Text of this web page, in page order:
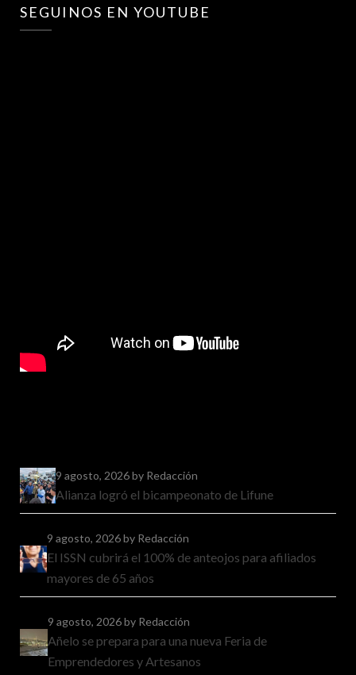
SEGUINOS EN YOUTUBE
9 agosto, 2026by Redacción
Alianza logró el bicampeonato de Lifune
9 agosto, 2026by Redacción
El ISSN cubrirá el 100% de anteojos para afiliados
mayores de 65 años
9 agosto, 2026by Redacción
Añelo se prepara para una nueva Feria de
Emprendedores y Artesanos